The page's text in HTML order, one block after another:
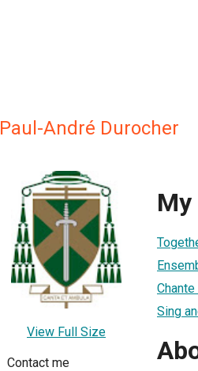
Paul-André Durocher
View Full Size
Contact me
Sing